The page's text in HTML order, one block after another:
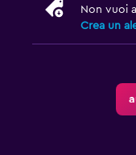
Non vuoi
Crea un